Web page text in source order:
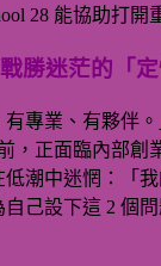
28 能協助打
勝迷茫的「定
有專業、有夥伴
，正面臨內部創
潮中迷惘：「
己設下這 2 個